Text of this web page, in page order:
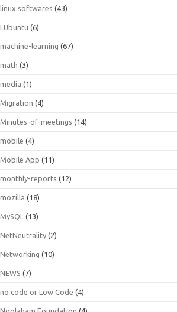
linux softwares (43)
LUbuntu (6)
machine-learning (67)
math (3)
media (1)
Migration (4)
Minutes-of-meetings (14)
mobile (4)
Mobile App (11)
monthly-reports (12)
mozilla (18)
MySQL (13)
NetNeutrality (2)
Networking (10)
NEWS (7)
no code or Low Code (4)